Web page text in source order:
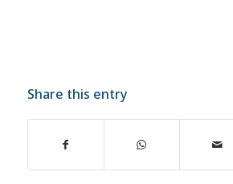
Share this entry